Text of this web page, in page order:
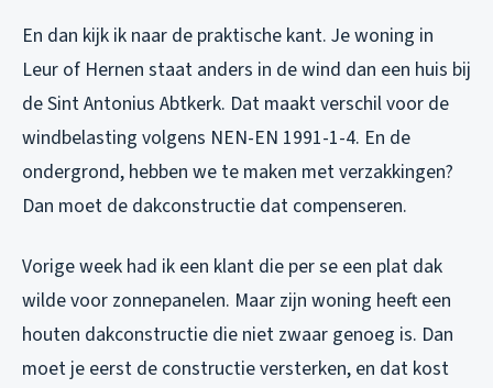
En dan kijk ik naar de praktische kant. Je woning in
Leur of Hernen staat anders in de wind dan een huis bij
de Sint Antonius Abtkerk. Dat maakt verschil voor de
windbelasting volgens NEN-EN 1991-1-4. En de
ondergrond, hebben we te maken met verzakkingen?
Dan moet de dakconstructie dat compenseren.
Vorige week had ik een klant die per se een plat dak
wilde voor zonnepanelen. Maar zijn woning heeft een
houten dakconstructie die niet zwaar genoeg is. Dan
moet je eerst de constructie versterken, en dat kost